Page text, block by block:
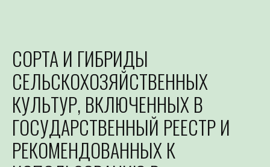
СОРТА И ГИБРИДЫ
СЕЛЬСКОХОЗЯЙСТВЕННЫХ
КУЛЬТУР, ВКЛЮЧЕННЫХ В
ГОСУДАРСТВЕННЫЙ РЕЕСТР И
РЕКОМЕНДОВАННЫХ К